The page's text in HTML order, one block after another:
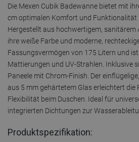
Die Mexen Cubik Badewanne bietet mit
cm optimalen Komfort und Funktionalität
Hergestellt aus hochwertigem, sanitärem
ihre weiße Farbe und moderne,
Fassungsvermögen von 175 Litern und
Mattierungen und UV-Strahlen. Inklusive
Paneele mit Chrom-Finish. Der
aus 5 mm gehärtetem Glas erleichtert
Flexibilität beim Duschen. Ideal für
integrierten Dichtungen zur
Produktspezifikation: